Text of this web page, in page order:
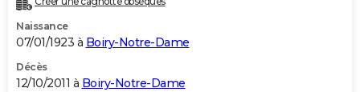
Naissance
07/01/1923 à Boiry-Notre-Dame
Décès
12/10/2011 à Boiry-Notre-Dame